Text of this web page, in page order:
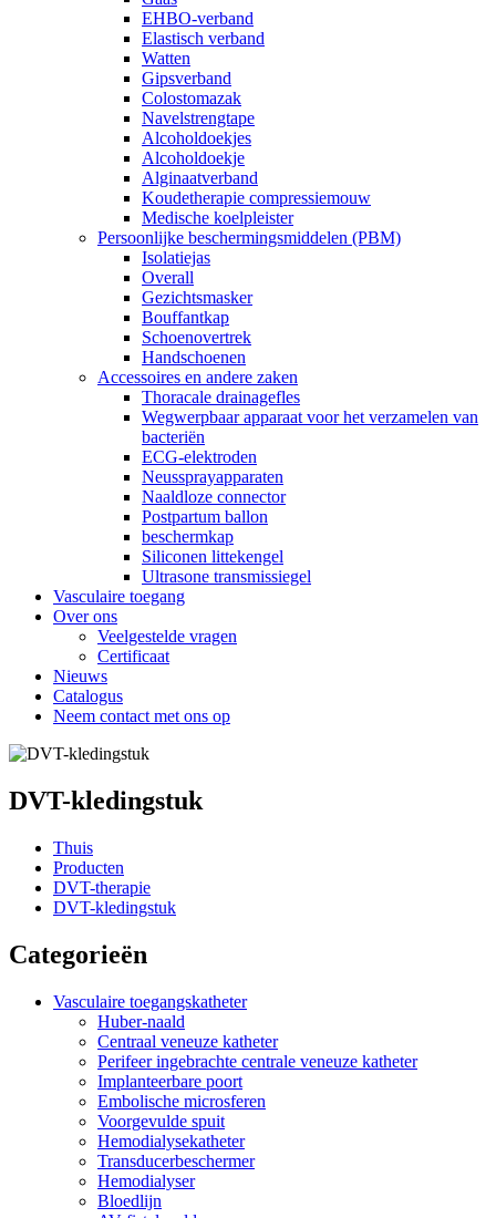
EHBO-verband
Elastisch verband
Watten
Gipsverband
Colostomazak
Navelstrengtape
Alcoholdoekjes
Alcoholdoekje
Alginaatverband
Koudetherapie compressiemouw
Medische koelpleister
Persoonlijke beschermingsmiddelen (PBM)
Isolatiejas
Overall
Gezichtsmasker
Bouffantkap
Schoenovertrek
Handschoenen
Accessoires en andere zaken
Thoracale drainagefles
Wegwerpbaar apparaat voor het verzamelen van
bacteriën
ECG-elektroden
Neussprayapparaten
Naaldloze connector
Postpartum ballon
beschermkap
Siliconen littekengel
Ultrasone transmissiegel
Vasculaire toegang
Over ons
Veelgestelde vragen
Certificaat
Nieuws
Catalogus
Neem contact met ons op
DVT-kledingstuk
Thuis
Producten
DVT-therapie
DVT-kledingstuk
Categorieën
Vasculaire toegangskatheter
Huber-naald
Centraal veneuze katheter
Perifeer ingebrachte centrale veneuze katheter
Implanteerbare poort
Embolische microsferen
Voorgevulde spuit
Hemodialysekatheter
Transducerbeschermer
Hemodialyser
Bloedlijn